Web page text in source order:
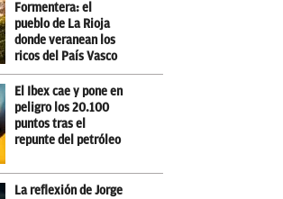
Formentera: el
pueblo de La Rioja
donde veranean los
ricos del País Vasco
El Ibex cae y pone en
peligro los 20.100
puntos tras el
repunte del petróleo
La reflexión de Jorge